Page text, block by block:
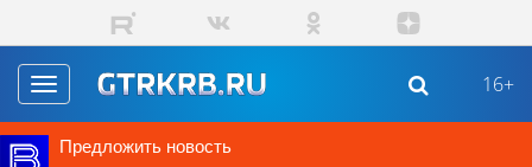
Перейти к основному содержанию
Toggle
navigation
16+
Предложить новость